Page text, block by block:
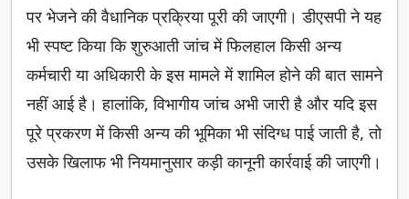
पर भेजने की वैधानिक प्रक्रिया पूरी की जाएगी। डीएसपी ने यह
भी स्पष्ट किया कि शुरुआती जांच में फिलहाल किसी अन्य
कर्मचारी या अधिकारी के इस मामले में शामिल होने की बात सामने
नहीं आई है। हालांकि, विभागीय जांच अभी जारी है और यदि इस
पूरे प्रकरण में किसी अन्य की भूमिका भी संदिग्ध पाई जाती है, तो
उसके खिलाफ भी नियमानुसार कड़ी कानूनी कार्रवाई की जाएगी।